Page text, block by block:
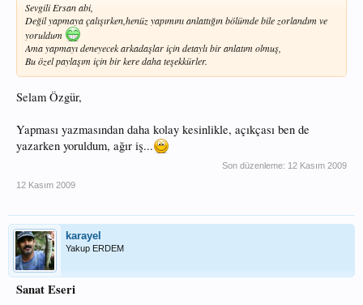
Sevgili Ersan abi,
Değil yapmaya çalışırken,henüz yapımını anlattığın bölümde bile zorlandım ve
yoruldum
Ama yapmayı deneyecek arkadaşlar için detaylı bir anlatım olmuş,
Bu özel paylaşım için bir kere daha teşekkürler.
Selam Özgür,
Yapması yazmasından daha kolay kesinlikle, açıkçası ben de
yazarken yoruldum, ağır iş...
Son düzenleme: 12 Kasım 2009
12 Kasım 2009
karayel
Yakup ERDEM
Sanat Eseri